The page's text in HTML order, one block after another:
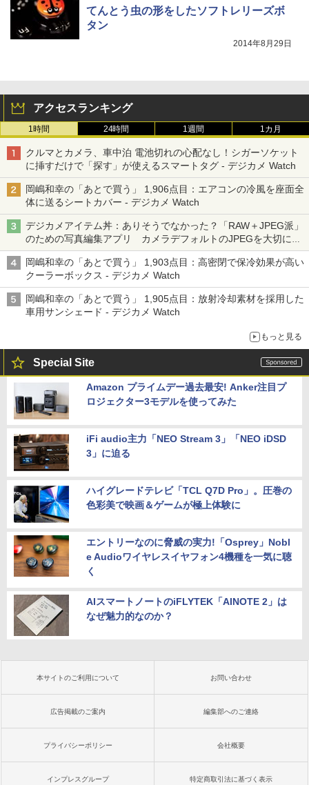
てんとう虫の形をしたソフトレリーズボ
タン
2014年8月29日
アクセスランキング
1時間 24時間 1週間 1カ月
クルマとカメラ、車中泊 電池切れの心配なし！シガーソケット
に挿すだけで「探す」が使えるスマートタグ - デジカメ Watch
岡嶋和幸の「あとで買う」 1,906点目：エアコンの冷風を座面全
体に送るシートカバー - デジカメ Watch
デジカメアイテム丼：ありそうでなかった？「RAW＋JPEG派」
のための写真編集アプリ カメラデフォルトのJPEGを大切にす
る「Filmator」
岡嶋和幸の「あとで買う」 1,903点目：高密閉で保冷効果が高い
クーラーボックス - デジカメ Watch
岡嶋和幸の「あとで買う」 1,905点目：放射冷却素材を採用した
車用サンシェード - デジカメ Watch
もっと見る
Special Site
Amazon プライムデー過去最安! Anker注目プ
ロジェクター3モデルを使ってみた
iFi audio主力「NEO Stream 3」「NEO iDSD
3」に迫る
ハイグレードテレビ「TCL Q7D Pro」。圧巻の
色彩美で映画＆ゲームが極上体験に
エントリーなのに脅威の実力!「Osprey」Nobl
e Audioワイヤレスイヤフォン4機種を一気に聴
く
AIスマートノートのiFLYTEK「AINOTE 2」は
なぜ魅力的なのか？
本サイトのご利用について お問い合わせ
広告掲載のご案内 編集部へのご連絡
プライバシーポリシー 会社概要
インプレスグループ 特定商取引法に基づく表示